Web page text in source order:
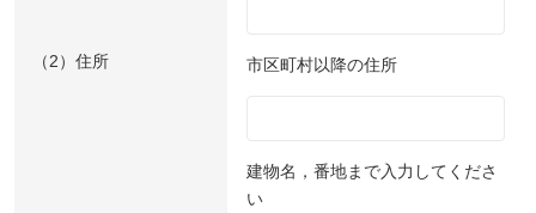
（2）住所 市区町村以降の住所
建物名，番地まで入力してくださ
い